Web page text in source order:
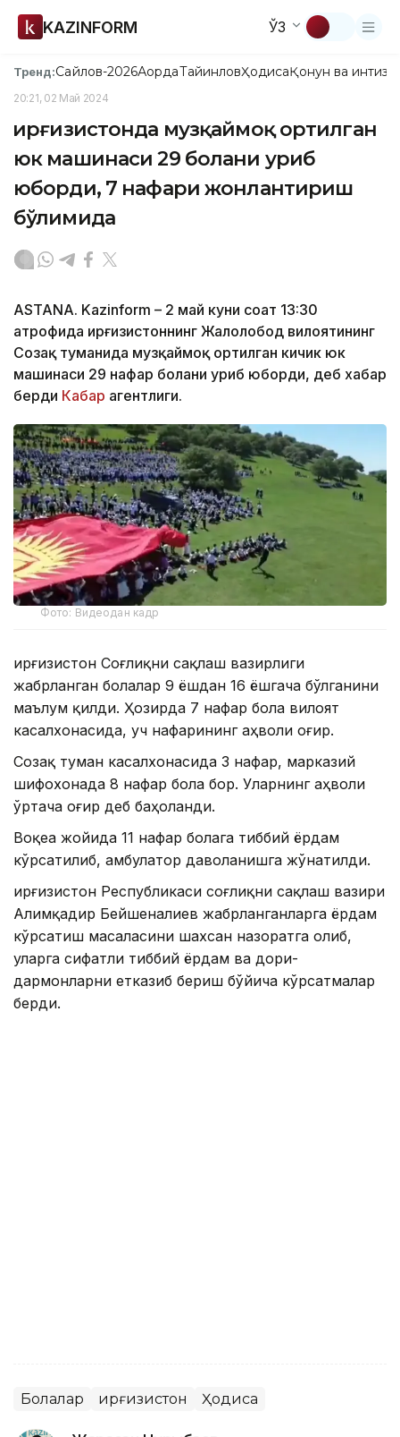
KAZINFORM ЎЗ
Тренд:Сайлов-2026АқордаТайинловҲодисаҚонун ва
20:21, 02 Май 2024
Қирғизистонда музқаймоқ ортилган
юк машинаси 29 болани уриб
юборди, 7 нафари жонлантириш
бўлимида
ASTANA. Kazinform – 2 май куни соат 13:30
атрофида Қирғизистоннинг Жалолобод вилоятининг
Созақ туманида музқаймоқ ортилган кичик юк
машинаси 29 нафар болани уриб юборди, деб хабар
берди Кабар агентлиги.
Фото: Видеодан кадр
Қирғизистон Соғлиқни сақлаш вазирлиги
жабрланган болалар 9 ёшдан 16 ёшгача бўлганини
маълум қилди. Ҳозирда 7 нафар бола вилоят
касалхонасида, уч нафарининг аҳволи оғир.
Созақ туман касалхонасида 3 нафар, марказий
шифохонада 8 нафар бола бор. Уларнинг аҳволи
ўртача оғир деб баҳоланди.
Воқеа жойида 11 нафар болага тиббий ёрдам
кўрсатилиб, амбулатор даволанишга жўнатилди.
Қирғизистон Республикаси соғлиқни сақлаш вазири
Алимқадир Бейшеналиев жабрланганларга ёрдам
кўрсатиш масаласини шахсан назоратга олиб,
уларга сифатли тиббий ёрдам ва дори-
дармонларни етказиб бериш бўйича кўрсатмалар
берди.
Болалар Қирғизистон Ҳодиса